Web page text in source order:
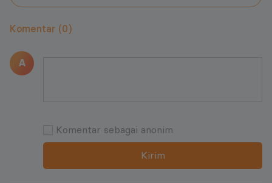
Komentar (0)
A
Komentar sebagai anonim
Kirim